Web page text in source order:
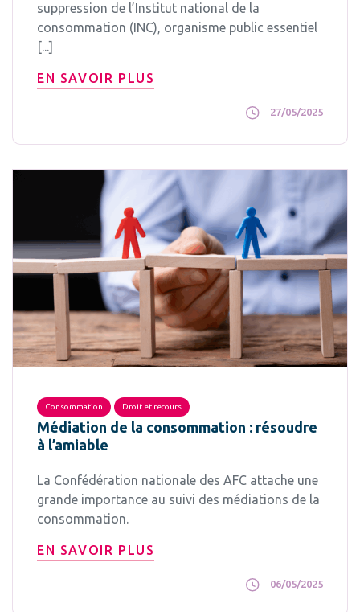
suppression de l’Institut national de la
consommation (INC), organisme public essentiel
[...]
EN SAVOIR PLUS
27/05/2025
Consommation Droit et recours
Médiation de la consommation : résoudre
à l’amiable
La Confédération nationale des AFC attache une
grande importance au suivi des médiations de la
consommation.
EN SAVOIR PLUS
06/05/2025